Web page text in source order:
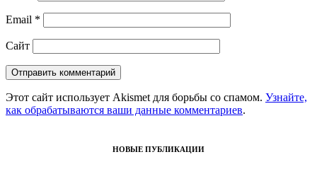
Email *
Сайт
Этот сайт использует Akismet для борьбы со спамом. Узнайте,
как обрабатываются ваши данные комментариев.
НОВЫЕ ПУБЛИКАЦИИ